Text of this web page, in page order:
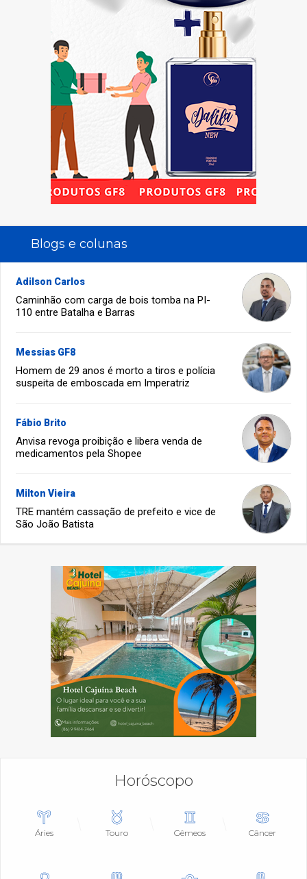
Blogs e colunas
Adilson Carlos
Caminhão com carga de bois tomba na PI-
110 entre Batalha e Barras
Messias GF8
Homem de 29 anos é morto a tiros e polícia
suspeita de emboscada em Imperatriz
Fábio Brito
Anvisa revoga proibição e libera venda de
medicamentos pela Shopee
Milton Vieira
TRE mantém cassação de prefeito e vice de
São João Batista
Horóscopo
Áries Touro Gêmeos Câncer